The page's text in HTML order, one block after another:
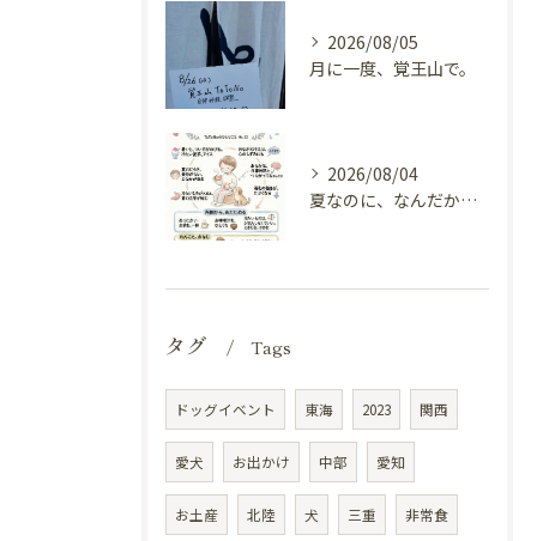
2026/08/05
月に一度、覚王山で。
2026/08/04
夏なのに、なんだか冷えてる（内臓の冷えと自律神経）
タグ Tags
ドッグイベント 東海 2023 関西
愛犬 お出かけ 中部 愛知
お土産 北陸 犬 三重 非常食